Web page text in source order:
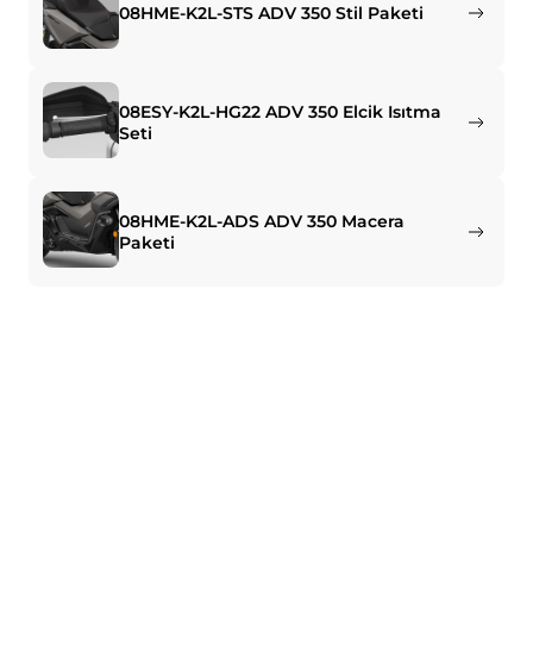
08HME-K2L-STS ADV 350 Stil Paketi
08ESY-K2L-HG22 ADV 350 Elcik Isıtma
Seti
08HME-K2L-ADS ADV 350 Macera
Paketi